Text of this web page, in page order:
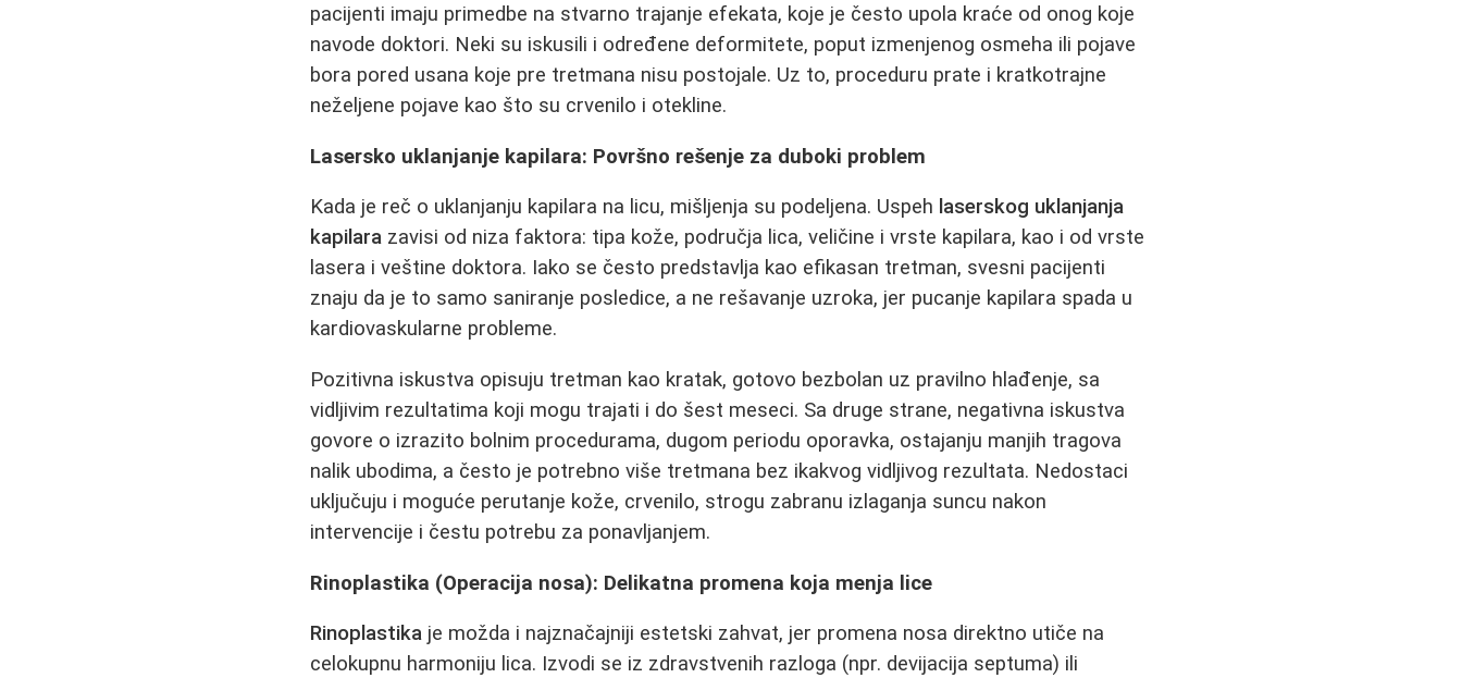
pacijenti imaju primedbe na stvarno trajanje efekata, koje je često upola kraće od onog koje
navode doktori. Neki su iskusili i određene deformitete, poput izmenjenog osmeha ili pojave
bora pored usana koje pre tretmana nisu postojale. Uz to, proceduru prate i kratkotrajne
neželjene pojave kao što su crvenilo i otekline.
Lasersko uklanjanje kapilara: Površno rešenje za duboki problem
Kada je reč o uklanjanju kapilara na licu, mišljenja su podeljena. Uspeh laserskog uklanjanja
kapilara zavisi od niza faktora: tipa kože, područja lica, veličine i vrste kapilara, kao i od vrste
lasera i veštine doktora. Iako se često predstavlja kao efikasan tretman, svesni pacijenti
znaju da je to samo saniranje posledice, a ne rešavanje uzroka, jer pucanje kapilara spada u
kardiovaskularne probleme.
Pozitivna iskustva opisuju tretman kao kratak, gotovo bezbolan uz pravilno hlađenje, sa
vidljivim rezultatima koji mogu trajati i do šest meseci. Sa druge strane, negativna iskustva
govore o izrazito bolnim procedurama, dugom periodu oporavka, ostajanju manjih tragova
nalik ubodima, a često je potrebno više tretmana bez ikakvog vidljivog rezultata. Nedostaci
uključuju i moguće perutanje kože, crvenilo, strogu zabranu izlaganja suncu nakon
intervencije i čestu potrebu za ponavljanjem.
Rinoplastika (Operacija nosa): Delikatna promena koja menja lice
Rinoplastika je možda i najznačajniji estetski zahvat, jer promena nosa direktno utiče na
celokupnu harmoniju lica. Izvodi se iz zdravstvenih razloga (npr. devijacija septuma) ili